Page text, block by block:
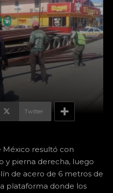
Twitter
México resultó con
y pierna derecha, luego
de acero de 6 metros de
plataforma donde los